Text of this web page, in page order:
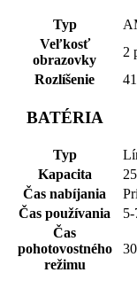
Typ
Veľkosť
obrazovky
2
Rozlíšenie
BATÉRIA
Typ
Kapacita
Čas nabíjania
Čas používania
Čas
pohotovostného
režimu